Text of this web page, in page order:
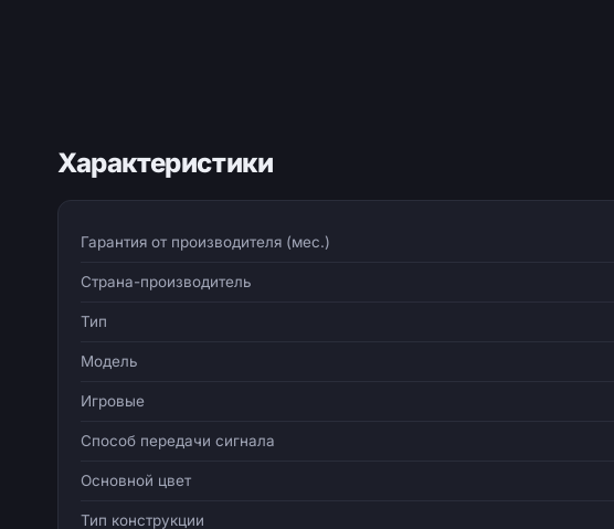
Характеристики
Гарантия от производителя (мес.)
Страна-производитель
Тип
Модель
Игровые
Способ передачи сигнала
Основной цвет
Тип конструкции